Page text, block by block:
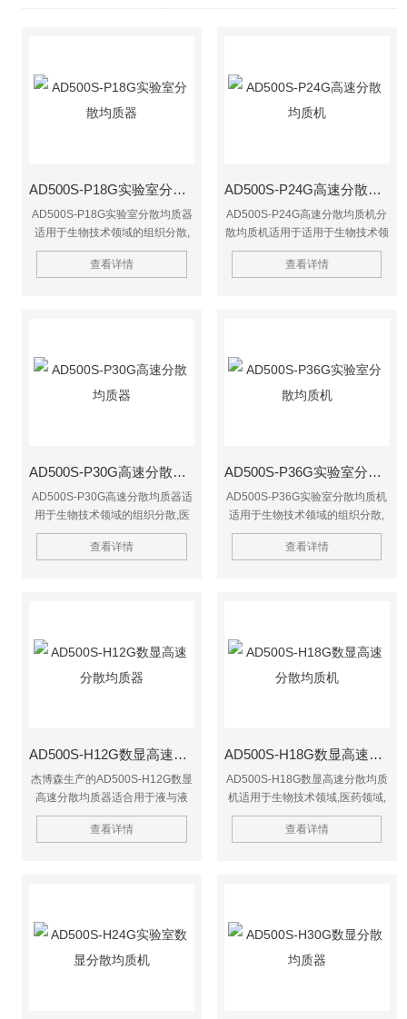
AD500S-P18G实验室分散均质器
AD500S-P18G实验室分散均质器
适用于生物技术领域的组织分散,
医药领域的样品准备,食品工业的
酶处理以及在制药工业,化妆品工
查看详情
AD500S-P24G高速分散均质机
AD500S-P24G高速分散均质机分
散均质机适用于适用于生物技术领
域,医药领域,食品工业,制药工业,化
妆品工业,油漆工业和石油化工等.
匀的相互混合,防止或减少与料液
分层.
查看详情
AD500S-P30G高速分散均质器
AD500S-P30G高速分散均质器适
用于生物技术领域的组织分散,医
药领域的样品准备,食品工业的酶
处理以及在制药工业,化妆品工业,
查看详情
AD500S-P36G实验室分散均质机
AD500S-P36G实验室分散均质机
适用于生物技术领域的组织分散,
医药领域的样品准备,食品工业的
酶处理以及在制药工业,化妆品工
查看详情
AD500S-H12G数显高速分散均质器
杰博森生产的AD500S-H12G数显
高速分散均质器适合用于液与液
相,液与固相,粘度低于0.2Pa.s的液
体物料实验.能使实验介质在料液
工业,化妆品工业,油漆工业和石油
化工等.
查看详情
AD500S-H18G数显高速分散均质机
AD500S-H18G数显高速分散均质
机适用于生物技术领域,医药领域,
食品工业,制药工业,化妆品工业,油
漆工业和石油化工等.适合用于液
查看详情